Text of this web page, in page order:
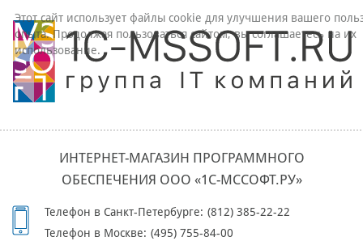
ИНТЕРНЕТ-МАГАЗИН ПРОГРАММНОГО
ОБЕСПЕЧЕНИЯ ООО «1С-МССОФТ.РУ»
Телефон в Санкт-Петербурге: (812) 385-22-22
Телефон в Москве: (495) 755-84-00
Этот сайт использует файлы cookie для улучшения вашего
опыта. Продолжая пользоваться сайтом, вы соглашаетесь на их
использование.